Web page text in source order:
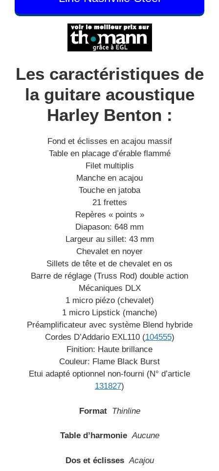
Les caractéristiques de
la guitare acoustique
Harley Benton :
Fond et éclisses en acajou massif
Table en placage d’érable flammé
Filet multiplis
Manche en acajou
Touche en jatoba
21 frettes
Repères « points »
Diapason: 648 mm
Largeur au sillet: 43 mm
Chevalet en noyer
Sillets de tête et de chevalet en os
Barre de réglage (Truss Rod) double action
Mécaniques DLX
1 micro piézo (chevalet)
1 micro Lipstick (manche)
Préamplificateur avec système Blend hybride
Cordes D’Addario EXL110 (104555)
Finition: Haute brillance
Couleur: Flame Black Burst
Etui adapté optionnel non-fourni (N° d’article
131827)
Format Thinline
Table d’harmonieAucune
Dos et éclisses Acajou